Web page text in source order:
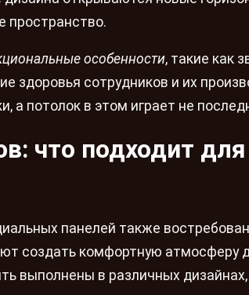
пространство.
особенности, такие как
здоровья сотрудников и их
а потолок в этом играет не
что подходит
панелей также
создать комфортную атмосферу
выполнены в различных